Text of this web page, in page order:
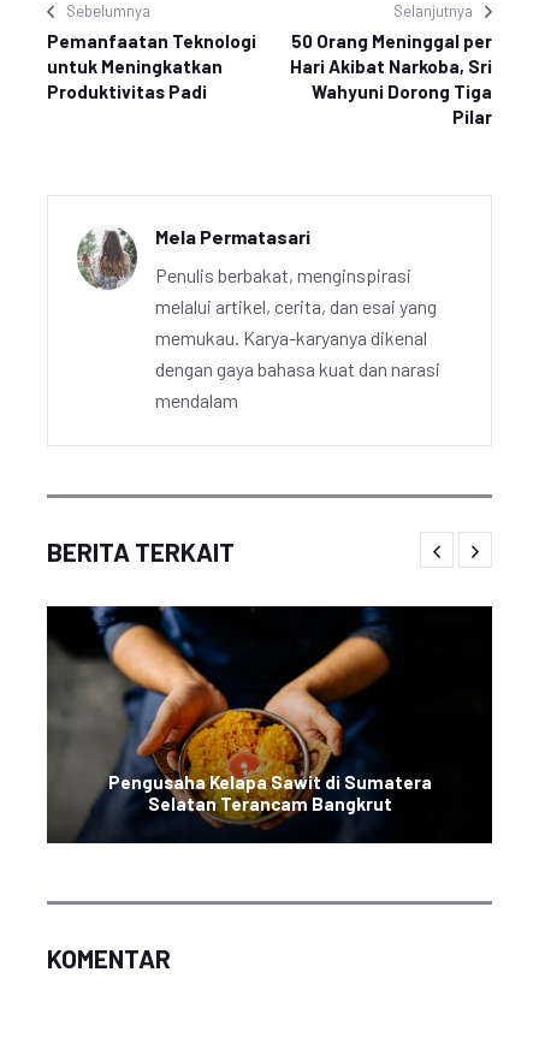
Sebelumnya
Pemanfaatan Teknologi
untuk Meningkatkan
Produktivitas Padi
Selanjutnya
50 Orang Meninggal per
Hari Akibat Narkoba, Sri
Wahyuni Dorong Tiga
Pilar
Mela Permatasari
Penulis berbakat, menginspirasi
melalui artikel, cerita, dan esai yang
memukau. Karya-karyanya dikenal
dengan gaya bahasa kuat dan narasi
mendalam
BERITA TERKAIT
Pengusaha Kelapa Sawit di Sumatera
Selatan Terancam Bangkrut
KOMENTAR